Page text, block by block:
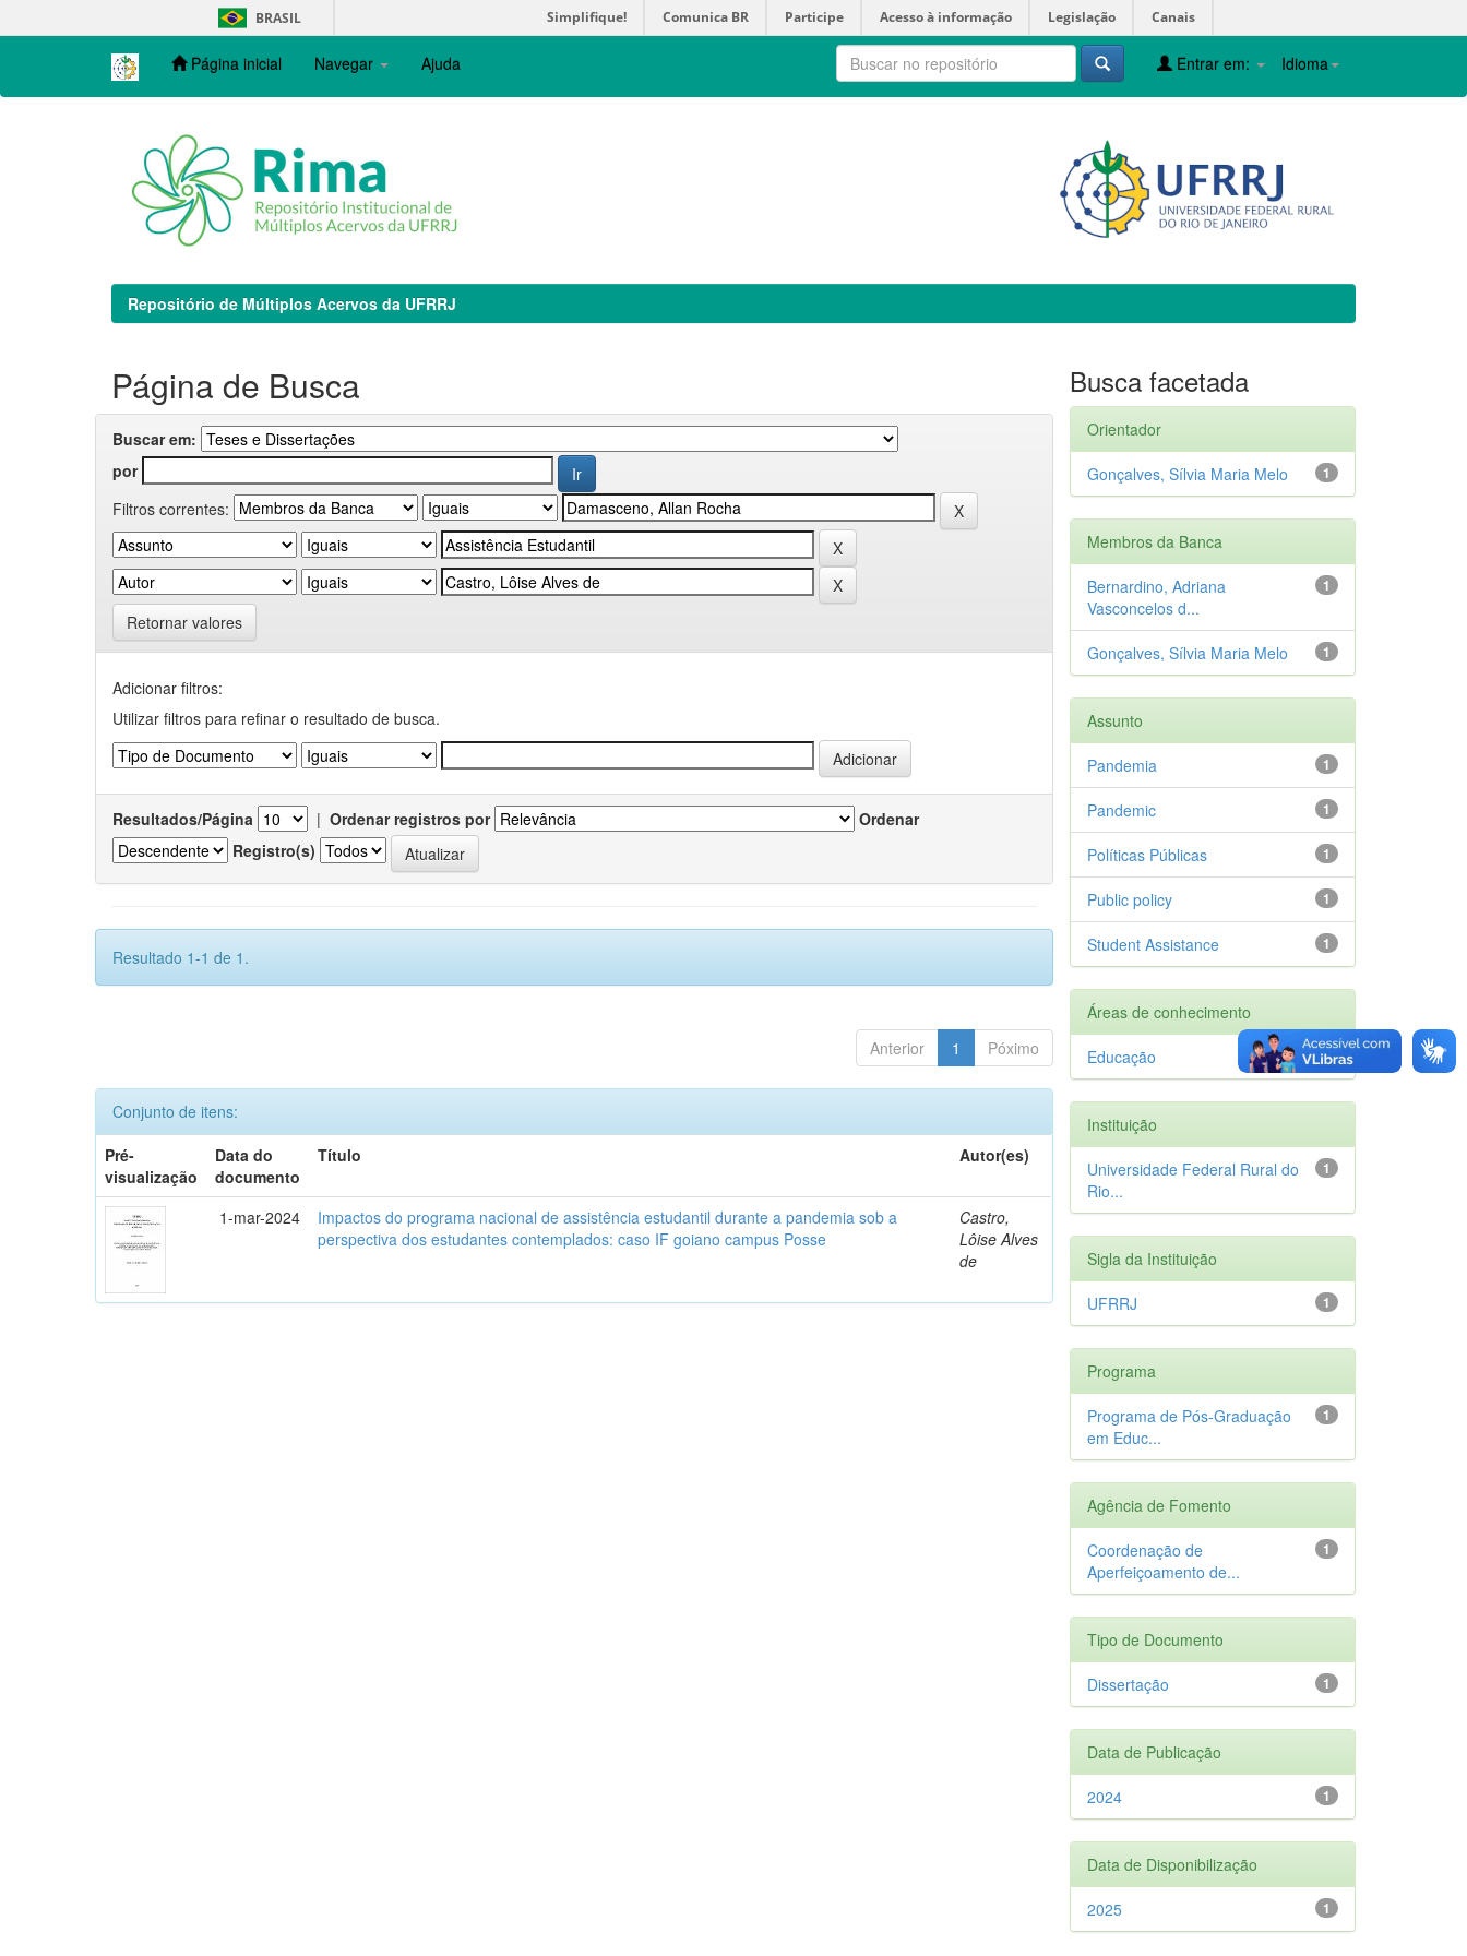
navigation
BRASIL Simplifique! Comunica BR Participe Acesso à informação Legislação Canais
Página inicial Navegar Ajuda Idioma
Entrar em:
Repositório de Múltiplos Acervos da UFRRJ
Página de Busca
Buscar em:
por
Filtros correntes:
Retornar valores
Adicionar filtros:
Utilizar filtros para refinar o resultado de busca.
Resultados/Página | Ordenar registros por
Ordenar
Registro(s)
Resultado 1-1 de 1.
Anterior 1 Póximo
Conjunto de itens:
Pré-
visualização
Data do
documento
Título Autor(es)
1-mar-2024
Impactos do programa nacional de assistência estudantil durante a pandemia sob a
perspectiva dos estudantes contemplados: caso IF goiano campus Posse
Castro,
Lôise Alves
de
Busca facetada
Orientador
1
Gonçalves, Sílvia Maria Melo
Membros da Banca
1
Bernardino, Adriana
Vasconcelos d...
1
Gonçalves, Sílvia Maria Melo
Assunto
1
Pandemia
1
Pandemic
1
Políticas Públicas
1
Public policy
1
Student Assistance
Áreas de conhecimento
1
Educação
Instituição
1
Universidade Federal Rural do
Rio...
Sigla da Instituição
1
UFRRJ
Programa
1
Programa de Pós-Graduação
em Educ...
Agência de Fomento
1
Coordenação de
Aperfeiçoamento de...
Tipo de Documento
1
Dissertação
Data de Publicação
1
2024
Data de Disponibilização
1
2025